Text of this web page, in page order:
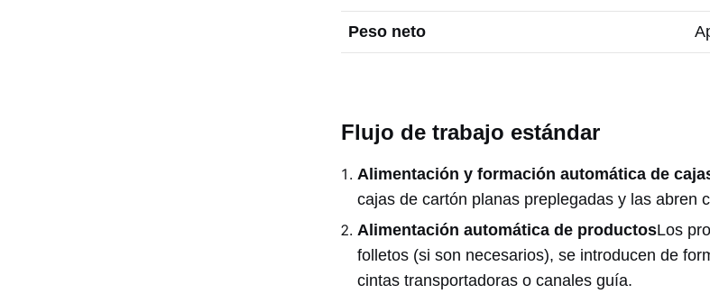
Peso neto
Flujo de trabajo estándar
Alimentación y formación automática de
cajas de cartón planas preplegadas y las abren
Alimentación automática de productosLos
folletos (si son necesarios), se introducen de
cintas transportadoras o canales guía.